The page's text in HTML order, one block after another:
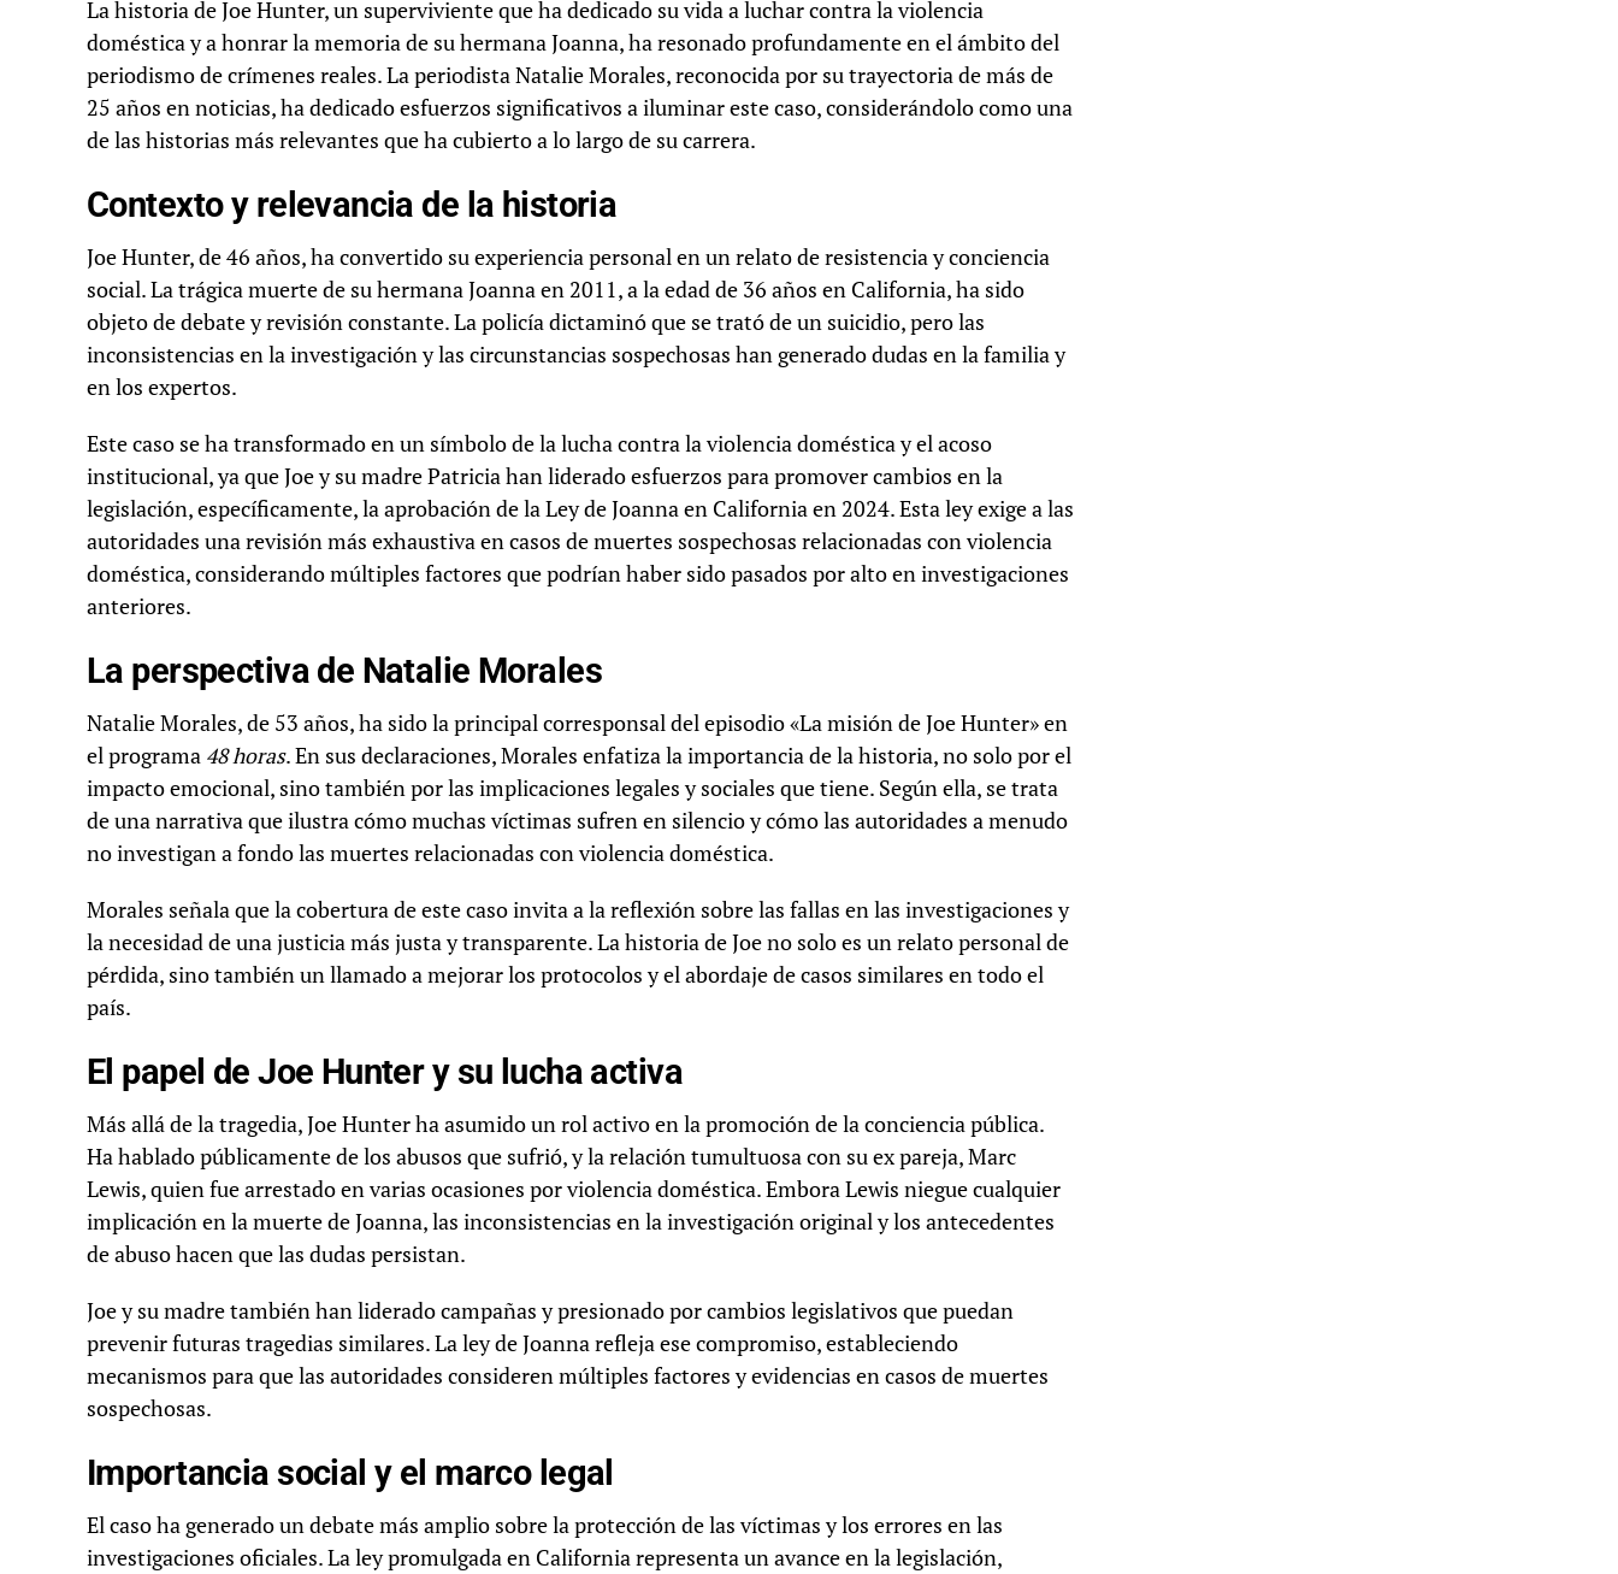
La historia de Joe Hunter, un superviviente que ha dedicado su vida a luchar contra la violencia
doméstica y a honrar la memoria de su hermana Joanna, ha resonado profundamente en el ámbito del
periodismo de crímenes reales. La periodista Natalie Morales, reconocida por su trayectoria de más de
25 años en noticias, ha dedicado esfuerzos significativos a iluminar este caso, considerándolo como una
de las historias más relevantes que ha cubierto a lo largo de su carrera.
Contexto y relevancia de la historia
Joe Hunter, de 46 años, ha convertido su experiencia personal en un relato de resistencia y conciencia
social. La trágica muerte de su hermana Joanna en 2011, a la edad de 36 años en California, ha sido
objeto de debate y revisión constante. La policía dictaminó que se trató de un suicidio, pero las
inconsistencias en la investigación y las circunstancias sospechosas han generado dudas en la familia y
en los expertos.
Este caso se ha transformado en un símbolo de la lucha contra la violencia doméstica y el acoso
institucional, ya que Joe y su madre Patricia han liderado esfuerzos para promover cambios en la
legislación, específicamente, la aprobación de la Ley de Joanna en California en 2024. Esta ley exige a las
autoridades una revisión más exhaustiva en casos de muertes sospechosas relacionadas con violencia
doméstica, considerando múltiples factores que podrían haber sido pasados por alto en investigaciones
anteriores.
La perspectiva de Natalie Morales
Natalie Morales, de 53 años, ha sido la principal corresponsal del episodio «La misión de Joe Hunter» en
el programa 48 horas. En sus declaraciones, Morales enfatiza la importancia de la historia, no solo por el
impacto emocional, sino también por las implicaciones legales y sociales que tiene. Según ella, se trata
de una narrativa que ilustra cómo muchas víctimas sufren en silencio y cómo las autoridades a menudo
no investigan a fondo las muertes relacionadas con violencia doméstica.
Morales señala que la cobertura de este caso invita a la reflexión sobre las fallas en las investigaciones y
la necesidad de una justicia más justa y transparente. La historia de Joe no solo es un relato personal de
pérdida, sino también un llamado a mejorar los protocolos y el abordaje de casos similares en todo el
país.
El papel de Joe Hunter y su lucha activa
Más allá de la tragedia, Joe Hunter ha asumido un rol activo en la promoción de la conciencia pública.
Ha hablado públicamente de los abusos que sufrió, y la relación tumultuosa con su ex pareja, Marc
Lewis, quien fue arrestado en varias ocasiones por violencia doméstica. Embora Lewis niegue cualquier
implicación en la muerte de Joanna, las inconsistencias en la investigación original y los antecedentes
de abuso hacen que las dudas persistan.
Joe y su madre también han liderado campañas y presionado por cambios legislativos que puedan
prevenir futuras tragedias similares. La ley de Joanna refleja ese compromiso, estableciendo
mecanismos para que las autoridades consideren múltiples factores y evidencias en casos de muertes
sospechosas.
Importancia social y el marco legal
El caso ha generado un debate más amplio sobre la protección de las víctimas y los errores en las
investigaciones oficiales. La ley promulgada en California representa un avance en la legislación,